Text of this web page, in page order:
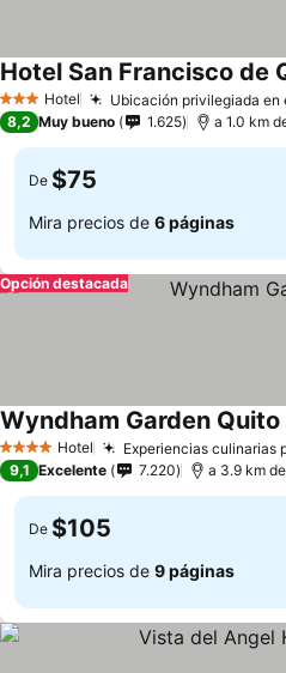
3 Estrellas
Hotel Ubicación privilegiada en
Hotel San Francisco de
8,2 Muy bueno 1.625 a 1.0 km
De $75
Mira precios de 6 páginas
Opción destacada
4 EstrellasHotel Experiencias culinarias
Wyndham Garden Quito
9,1 Excelente 7.220 a 3.9 km
De $105
Mira precios de 9 páginas